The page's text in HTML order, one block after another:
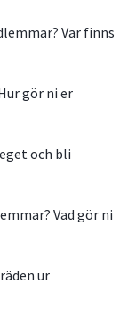
Var finns
gör ni er
och bli
Vad gör ni
ur